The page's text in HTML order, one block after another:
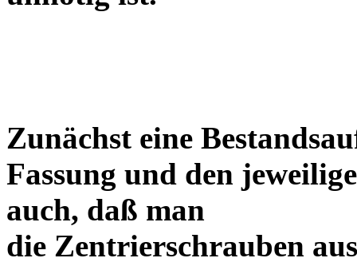
Zunächst eine
Fassung und den
auch, daß man
die Zentrierschrauben